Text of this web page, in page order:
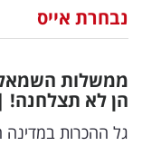
וצרכנות
דיגיטל
וטק
נבחרת אייס
ממשלות השמאל
הן לא תצלחנה!
גל ההכרות במדינה